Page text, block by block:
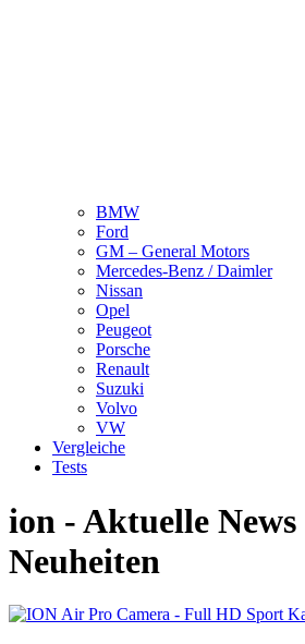
BMW
Ford
GM – General Motors
Mercedes-Benz / Daimler
Nissan
Opel
Peugeot
Porsche
Renault
Suzuki
Volvo
VW
Vergleiche
Tests
ion - Aktuelle
Neuheiten